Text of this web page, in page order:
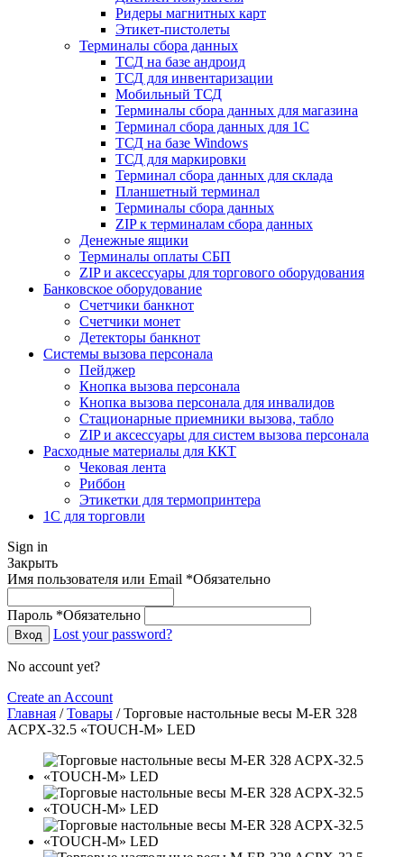
Ридеры магнитных карт
Этикет-пистолеты
Терминалы сбора данных
ТСД на базе андроид
ТСД для инвентаризации
Мобильный ТСД
Терминалы сбора данных для магазина
Терминал сбора данных для 1C
ТСД на базе Windows
ТСД для маркировки
Терминал сбора данных для склада
Планшетный терминал
Терминалы сбора данных
ZIP к терминалам сбора данных
Денежные ящики
Терминалы оплаты СБП
ZIP и аксессуары для торгового оборудования
Банковское оборудование
Счетчики банкнот
Счетчики монет
Детекторы банкнот
Системы вызова персонала
Пейджер
Кнопка вызова персонала
Кнопка вызова персонала для инвалидов
Стационарные приемники вызова, табло
ZIP и аксессуары для систем вызова персонала
Расходные материалы для ККТ
Чековая лента
Риббон
Этикетки для термопринтера
1С для торговли
Sign in
Закрыть
Имя пользователя или Email *Обязательно
Пароль *Обязательно
Вход Lost your password?
No account yet?
Create an Account
Главная /Товары /Торговые настольные весы M-ER 328
ACPX-32.5 «TOUCH-M» LED